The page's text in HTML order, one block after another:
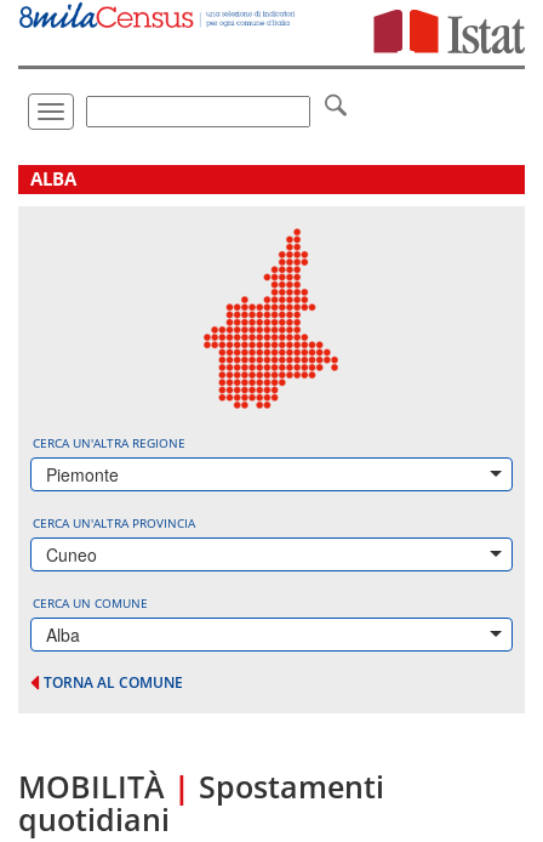
Vai
direttamente
Toggle
navigation
.
ALBA
CERCA UN'ALTRA REGIONE
Piemonte
CERCA UN'ALTRA PROVINCIA
Cuneo
CERCA UN COMUNE
Alba
TORNA AL COMUNE
MOBILITÀ | Spostamenti
quotidiani